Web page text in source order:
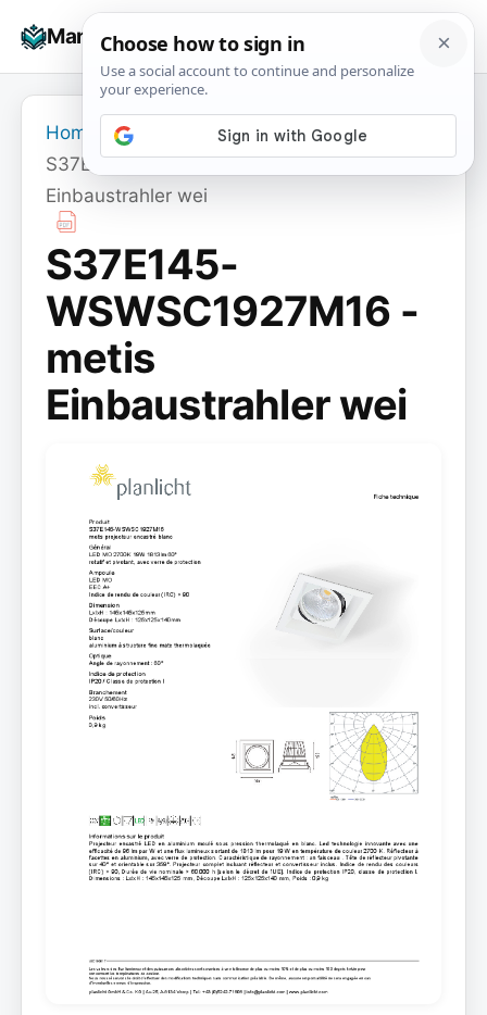
Manuals+
☰
Home
S37E145-WSWSC1927M16 - metis
Einbaustrahler wei
S37E145-
WSWSC1927M16 -
metis
Einbaustrahler wei